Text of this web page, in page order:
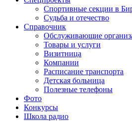
Спортивные секции в
Судьба и отечество
Справочник
Обслуживающие
Товары и услуги
Визитница
Компании
Расписание транспорта
Детская больница
Полезные телефоны
Фото
Конкурсы
Школа радио